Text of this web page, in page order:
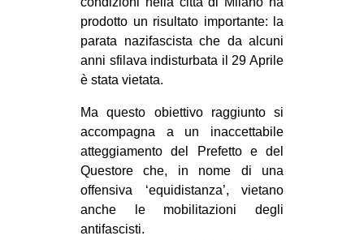
REPRESSIONE
STUDENTI
CULTURE
ARTE
MANIFESTI
MUSICA
prodotto un risultato importante: la
parata nazifascista che da alcuni
anni sfilava indisturbata il 29 Aprile
è stata vietata.
Ma questo obiettivo raggiunto si
accompagna a un inaccettabile
atteggiamento del Prefetto e del
Questore che, in nome di una
offensiva ‘equidistanza’, vietano
anche le mobilitazioni degli
antifascisti.